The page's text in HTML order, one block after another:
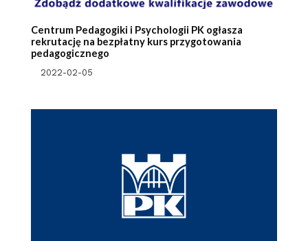
Centrum Pedagogiki i Psychologii PK ogłasza
rekrutację na bezpłatny kurs przygotowania
pedagogicznego
2022-02-05